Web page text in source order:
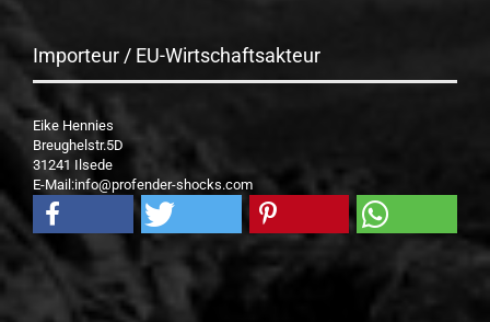
Importeur / EU-Wirtschaftsakteur
Eike Hennies
Breughelstr.5D
31241 Ilsede
E-Mail:info@profender-shocks.com